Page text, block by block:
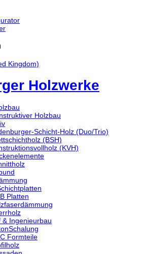
Holzbau
Schicht-Holz (Duo/Trio)
(BSH)
(KVH)
Platten
& Ingenieurbau
Formteile